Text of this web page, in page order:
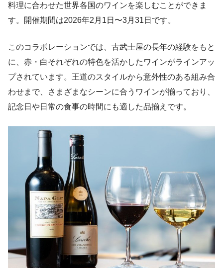
料理に合わせた世界各国のワインを楽しむことができま
す。開催期間は2026年2月1日〜3月31日です。
このコラボレーションでは、古武士屋の長年の経験をもと
に、赤・白それぞれの特色を活かしたワインがラインアッ
プされています。王道のスタイルから意外性のある組み合
わせまで、さまざまなシーンに合うワインが揃っており、
記念日や日常の食事の時間にも適した品揃えです。